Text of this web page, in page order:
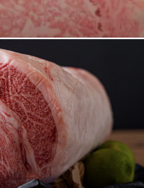
ル）
取り揃えています！ ワ